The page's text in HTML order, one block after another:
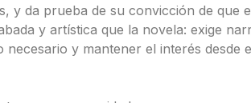
y da prueba de su convicción de que
y artística que la novela: exige
y mantener el interés desde